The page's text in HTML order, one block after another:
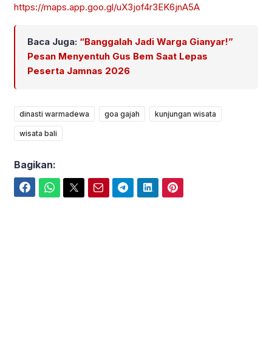
https://maps.app.goo.gl/uX3jof4r3EK6jnA5A
Baca Juga: “Banggalah Jadi Warga Gianyar!”
Pesan Menyentuh Gus Bem Saat Lepas
Peserta Jamnas 2026
dinasti warmadewa goa gajah kunjungan wisata
wisata bali
Bagikan: